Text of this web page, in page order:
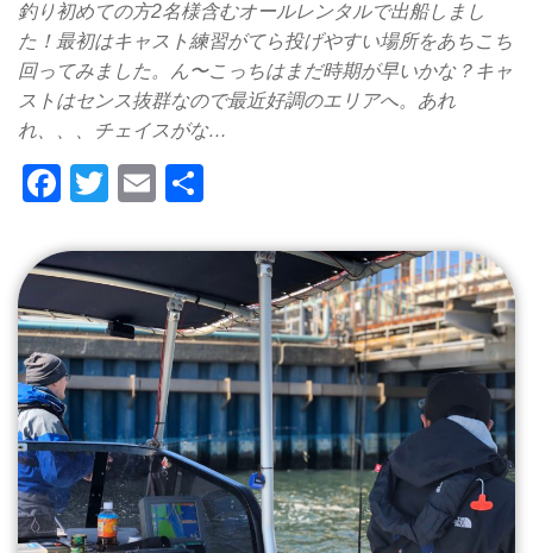
釣り初めての方2名様含むオールレンタルで出船しまし
た！最初はキャスト練習がてら投げやすい場所をあちこち
回ってみました。ん〜こっちはまだ時期が早いかな？キャ
ストはセンス抜群なので最近好調のエリアへ。あれ
れ、、、チェイスがな…
F
c
b
o
o
k
T
tt
er
E
ail